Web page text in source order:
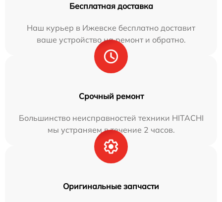
Бесплатная доставка
Наш курьер в Ижевске бесплатно доставит
ваше устройство на ремонт и обратно.
Срочный ремонт
Большинство неисправностей техники HITACHI
мы устраняем в течение 2 часов.
Оригинальные запчасти